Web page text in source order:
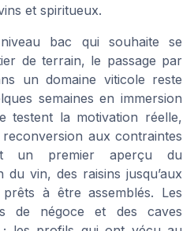
et spiritueux.
bac qui souhaite se
de terrain, le passage par
un domaine viticole reste
semaines en immersion
testent la motivation réelle,
aux contraintes
un premier aperçu du
vin, des raisins jusqu’aux
à être assemblés. Les
de négoce et des caves